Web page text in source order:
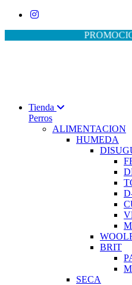
PROMOCION
Tienda
Perros
ALIMENTACION
HUMEDA
BRIT
SECA